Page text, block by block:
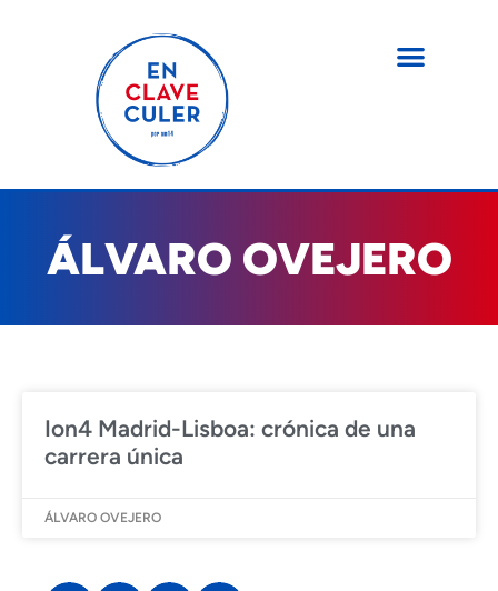
ÁLVARO OVEJERO
Ion4 Madrid-Lisboa: crónica de una
carrera única
ÁLVARO OVEJERO